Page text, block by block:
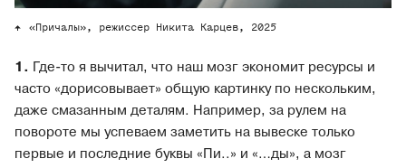
«Причалы», режиссер Никита Карцев, 2025
1. Где-то я вычитал, что наш мозг экономит ресурсы и
часто «дорисовывает» общую картинку по нескольким,
даже смазанным деталям. Например, за рулем на
повороте мы успеваем заметить на вывеске только
первые и последние буквы «Пи..» и «…ды», а мозг